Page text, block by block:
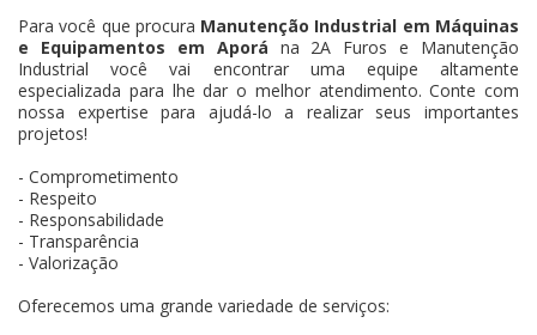
Para você que procura Manutenção Industrial em Máquinas
e Equipamentos em Aporá na 2A Furos e Manutenção
Industrial você vai encontrar uma equipe altamente
especializada para lhe dar o melhor atendimento. Conte com
nossa expertise para ajudá-lo a realizar seus importantes
projetos!
- Comprometimento
- Respeito
- Responsabilidade
- Transparência
- Valorização
Oferecemos uma grande variedade de serviços: